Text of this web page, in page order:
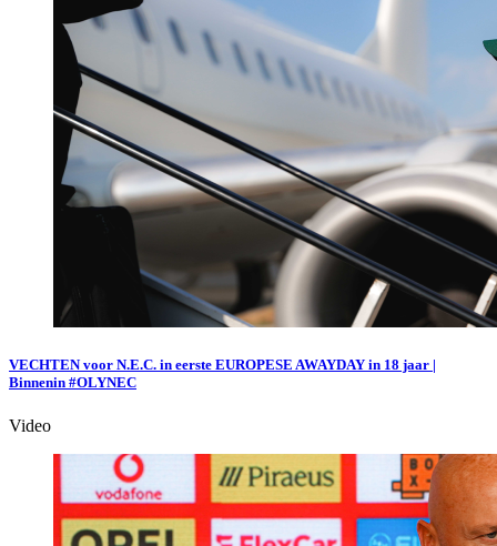
VECHTEN voor N.E.C. in eerste EUROPESE AWAYDAY in 18 jaar |
Binnenin #OLYNEC
Video